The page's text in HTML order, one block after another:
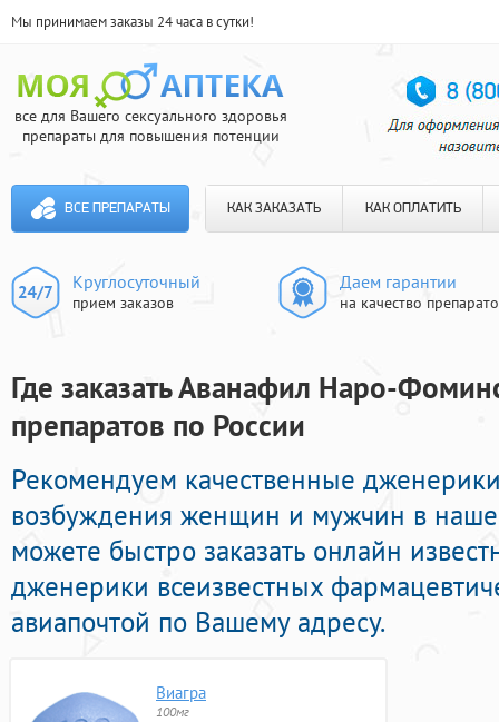
Мы принимаем заказы 24 часа в сутки!
все для Вашего сексуального здоровья
препараты для повышения потенции
ВСЕ ПРЕПАРАТЫ КАК ЗАКАЗАТЬ КАК ОПЛАТИТЬ
Круглосуточный
прием заказов
Даем гарантии
на качество
Где заказать Аванафил Наро-
препаратов по России
Рекомендуем качественные
возбуждения женщин и мужчин в
можете быстро заказать онлайн
дженерики всеизвестных
авиапочтой по Вашему адресу.
Виагра
100мг